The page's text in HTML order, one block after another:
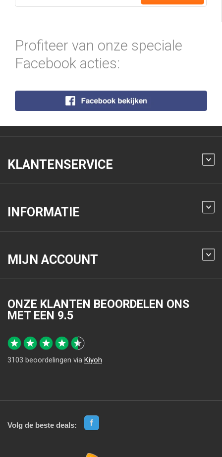
Profiteer van onze speciale
Facebook acties:
KLANTENSERVICE
INFORMATIE
MIJN ACCOUNT
ONZE KLANTEN BEOORDELEN ONS
MET EEN 9.5
3103 beoordelingen via Kiyoh
Volg de beste deals: